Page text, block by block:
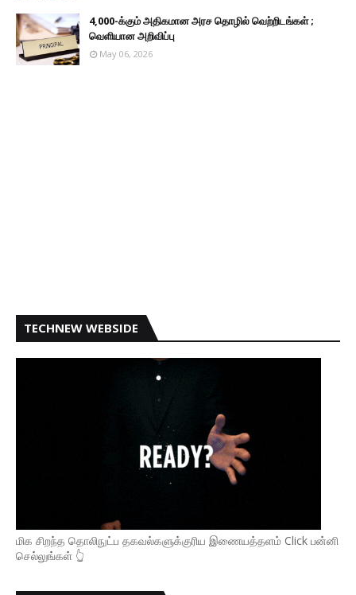
4,000-க்கும் அதிகமான அரச தொழில் வெற்றிடங்கள் ;
வெளியான அறிவிப்பு
May 06, 2026
TECHNEW WEBSIDE
மிக சிறந்த தொலிநுட்ப தகவல்களுக்குரிய இணையத்தளம் Click பன்னி
செல்லுங்கள் 👆